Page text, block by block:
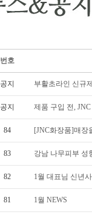
번호
공지 부활초라인 신규
공지 제품 구입 전,
84 [JNC화장품]매장
83 강남 나무피부 성
82 1월 대표님 신년사
81 1월 NEWS